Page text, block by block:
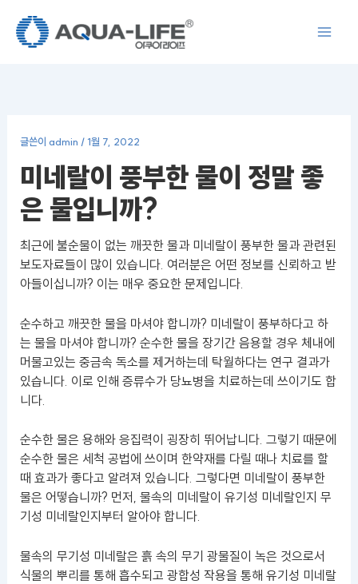
글쓴이 admin /1월 7, 2022
미네랄이 풍부한 물이 정말 좋
은 물입니까?
최근에 불순물이 없는 깨끗한 물과 미네랄이 풍부한 물과 관련된
보도자료들이 많이 있습니다. 여러분은 어떤 정보를 신뢰하고 받
아들이십니까? 이는 매우 중요한 문제입니다.
순수하고 깨끗한 물을 마셔야 합니까? 미네랄이 풍부하다고 하
는 물을 마셔야 합니까? 순수한 물을 장기간 음용할 경우 체내에
머물고있는 중금속 독소를 제거하는데 탁월하다는 연구 결과가
있습니다. 이로 인해 증류수가 당뇨병을 치료하는데 쓰이기도 합
니다.
순수한 물은 용해와 응집력이 굉장히 뛰어납니다. 그렇기 때문에
순수한 물은 세척 공법에 쓰이며 한약재를 다릴 때나 치료를 할
때 효과가 좋다고 알려져 있습니다. 그렇다면 미네랄이 풍부한
물은 어떻습니까? 먼저, 물속의 미네랄이 유기성 미네랄인지 무
기성 미네랄인지부터 알아야 합니다.
물속의 무기성 미네랄은 흙 속의 무기 광물질이 녹은 것으로서
식물의 뿌리를 통해 흡수되고 광합성 작용을 통해 유기성 미네랄